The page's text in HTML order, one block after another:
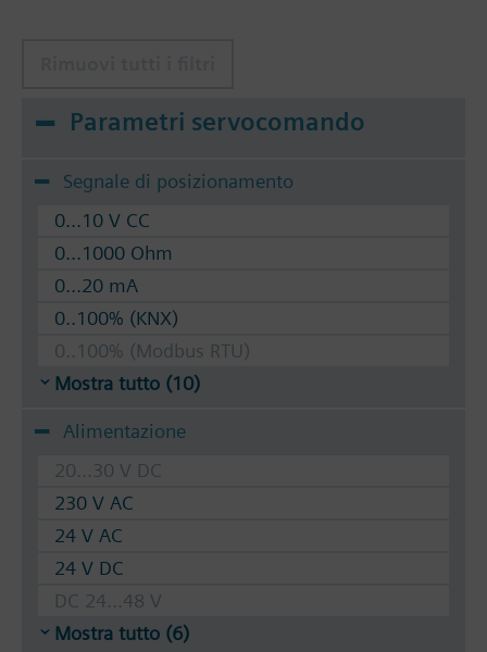
Parametri servocomando
Segnale di posizionamento
0...10 V CC
0...1000 Ohm
0...20 mA
0..100% (KNX)
0..100% (Modbus RTU)
Mostra tutto (10)
Alimentazione
20...30 V DC
230 V AC
24 V AC
24 V DC
DC 24...48 V
Mostra tutto (6)